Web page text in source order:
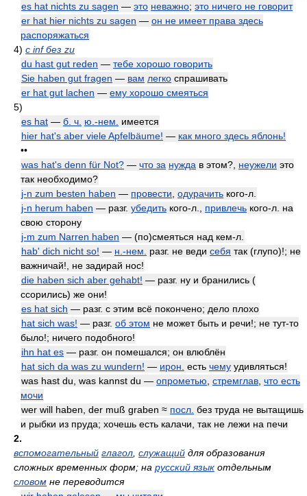
es hat nichts zu sagen — это неважно; это ничего не говорит
er hat hier nichts zu sagen — он не имеет права здесь
распоряжаться
4) с inf без zu
du hast gut reden — тебе хорошо говорить
Sie haben gut fragen — вам легко спрашивать
er hat gut lachen — ему хорошо смеяться
5)
es hat — б. ч. ю.-нем.
имеется
hier hat's aber viele Apfelbäume! — как много здесь яблонь!
••
was hat's denn für Not? — что за нужда в этом?, неужели это
так необходимо?
j-n zum besten haben — провести одурачить кого-л.
j-n herum haben — разг. убедить кого-л., привлечь кого-л. на
свою сторону
j-m zum Narren haben — (по)смеяться над кем-л.
hab' dich nicht so! — н.-нем. разг. не веди себя так (глупо)!; не
важничай!, не задирай нос!
die haben sich aber gehabt! — разг. ну и бранились (
ссорились) же они!
es hat sich — разг. с этим всё покончено; дело плохо
hat sich was! — разг. об этом не может быть и речи!; не тут-то
было!; ничего подобного!
ihn hat es — разг. он помешался; он влюблён
hat sich da was zu wundern! — ирон. есть чему удивляться!
was hast du, was kannst du — опрометью стремглав что есть
мочи
wer will haben, der muß graben ≈ посл. без труда не вытащишь
и рыбки из пруда; хочешь есть калачи, так не лежи на печи
2.
вспомогательный глагол служащий для образования
сложных временных форм; на русский язык отдельным
словом не переводится